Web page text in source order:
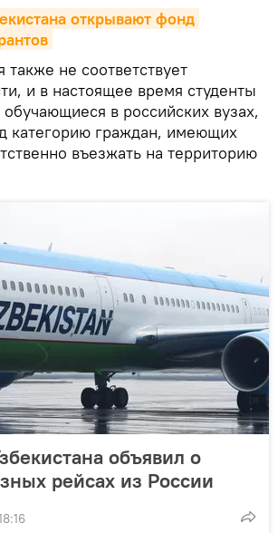
открывают фонд
не соответствует
и в настоящее время студенты
обучающиеся в российских вузах,
категорию граждан, имеющих
въезжать на территорию
объявил о
рейсах из России